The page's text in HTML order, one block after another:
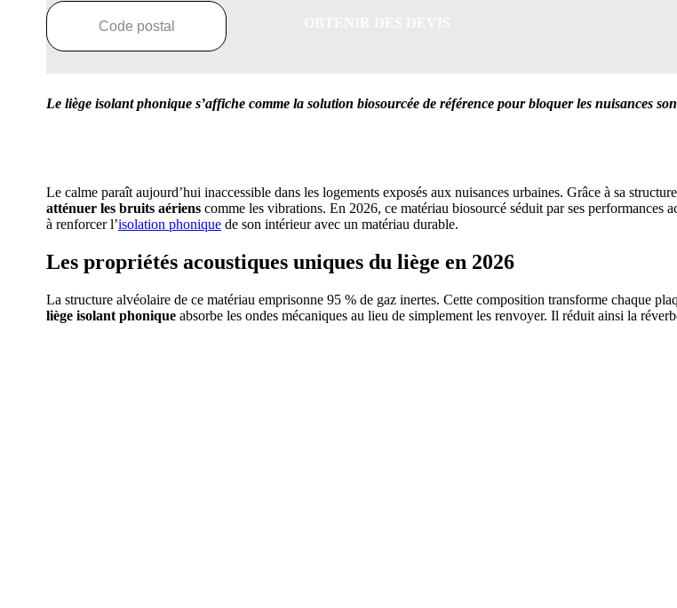
Le liège isolant phonique s’affiche comme la solution biosourcée de référence pour bloquer les nuisances
Le calme paraît aujourd’hui inaccessible dans les logements exposés aux nuisances urbaines. Grâce à sa
atténuer les bruits aériens comme les vibrations. En 2026, ce matériau biosourcé séduit par ses
à renforcer l’isolation phonique de son intérieur avec un matériau durable.
Les propriétés acoustiques uniques du liège en 2026
La structure alvéolaire de ce matériau emprisonne 95 % de gaz inertes. Cette composition transforme chaque
liège isolant phonique absorbe les ondes mécaniques au lieu de simplement les renvoyer. Il réduit ainsi la